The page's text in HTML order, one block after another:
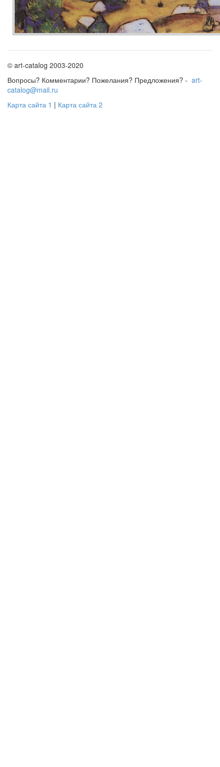
© art-catalog 2003-2020
Вопросы? Комментарии? Пожелания? Предложения? - art-
catalog@mail.ru
Карта сайта 1 | Карта сайта 2